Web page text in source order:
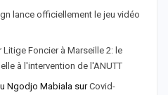
lance officiellement le jeu vidéo
Litige Foncier à Marseille 2: le
à l'intervention de l'ANUTT
Ngodjo Mabiala surCovid-